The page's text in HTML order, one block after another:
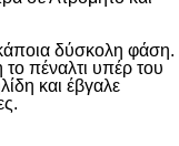
δύσκολη φάση.
πέναλτι υπέρ του
και έβγαλε